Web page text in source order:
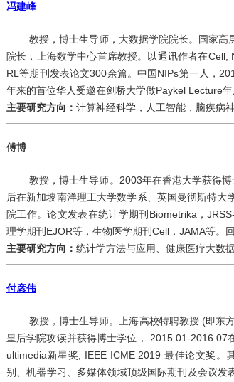
冯建峰
教授，博士生导师，大数据学院院长。国家
院长，上海数学中心首席教授。以通讯作者在
RL等期刊发表论文300余篇。中国NIPs第一人，
年来的首位华人受邀在剑桥大学做Paykel Lecture
主要研究方向： 计算神经科学，人工智能，脑疾病
傅博
教授，博士生导师。2003年在香港大学获得
后在新加坡南洋理工大学数学系、英国曼彻斯特
院工作。论文发表在统计学期刊Biometrika，
理学期刊EJOR等，生物医学期刊Cell，JAMA等。
主要研究方向： 统计学方法与应用、健康医疗大数
付彦伟
教授，博士生导师。上海高校特聘教授 (即东
皇后学院攻读并获得博士学位， 2015.01-
ultimedia新星奖, IEEE ICME 2019 最佳论文奖。
别、机器学习、多媒体领域顶级国际期刊及会议